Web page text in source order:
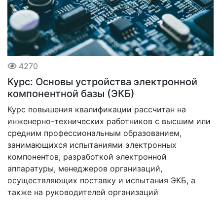
4270
Курс: Основы устройства электронной
компонентной базы (ЭКБ)
Курс повышения квалификации рассчитан на
инженерно-технических работников с высшим или
средним профессиональным образованием,
занимающихся испытаниями электронных
компонентов, разработкой электронной
аппаратуры, менеджеров организаций,
осуществляющих поставку и испытания ЭКБ, а
также на руководителей организаций